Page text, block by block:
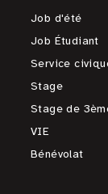
Job d'été
Job Étudiant
Service
Stage
Stage de
VIE
Bénévolat